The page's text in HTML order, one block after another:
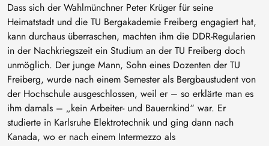
Dass sich der Wahlmünchner Peter Krüger für seine
Heimatstadt und die TU Bergakademie Freiberg engagiert hat,
kann durchaus überraschen, machten ihm die DDR-Regularien
in der Nachkriegszeit ein Studium an der TU Freiberg doch
unmöglich. Der junge Mann, Sohn eines Dozenten der TU
Freiberg, wurde nach einem Semester als Bergbaustudent von
der Hochschule ausgeschlossen, weil er – so erklärte man es
ihm damals – „kein Arbeiter- und Bauernkind“ war. Er
studierte in Karlsruhe Elektrotechnik und ging dann nach
Kanada, wo er nach einem Intermezzo als